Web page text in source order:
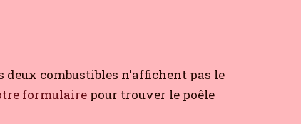
deux combustibles n'affichent pas le
formulaire pour trouver le poêle